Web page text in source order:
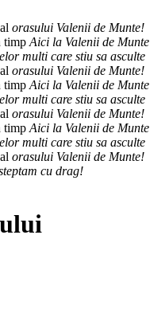
orasului Valenii de Munte!
timp Aici la Valenii de Munte
multi care stiu sa asculte
orasului Valenii de Munte!
timp Aici la Valenii de Munte
multi care stiu sa asculte
orasului Valenii de Munte!
timp Aici la Valenii de Munte
multi care stiu sa asculte
orasului Valenii de Munte!
cu drag!